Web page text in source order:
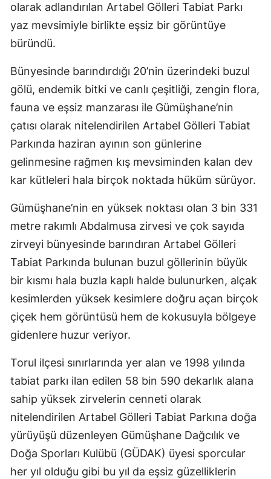
Mersin
İzmir
Kars
Kastamonu
Kayseri
Kırklareli
Kırşehir
Kocaeli
Konya
Kütahya
Malatya
Manisa
Mardin
Muğla
Muş
Nevşehir
Niğde
olarak adlandırılan Artabel Gölleri Tabiat Parkı
yaz mevsimiyle birlikte eşsiz bir görüntüye
büründü.
Bünyesinde barındırdığı 20’nin üzerindeki buzul
gölü, endemik bitki ve canlı çeşitliği, zengin flora,
fauna ve eşsiz manzarası ile Gümüşhane’nin
çatısı olarak nitelendirilen Artabel Gölleri Tabiat
Parkında haziran ayının son günlerine
gelinmesine rağmen kış mevsiminden kalan dev
kar kütleleri hala birçok noktada hüküm sürüyor.
Gümüşhane’nin en yüksek noktası olan 3 bin 331
metre rakımlı Abdalmusa zirvesi ve çok sayıda
zirveyi bünyesinde barındıran Artabel Gölleri
Tabiat Parkında bulunan buzul göllerinin büyük
bir kısmı hala buzla kaplı halde bulunurken, alçak
kesimlerden yüksek kesimlere doğru açan birçok
çiçek hem görüntüsü hem de kokusuyla bölgeye
gidenlere huzur veriyor.
Torul ilçesi sınırlarında yer alan ve 1998 yılında
tabiat parkı ilan edilen 58 bin 590 dekarlık alana
sahip yüksek zirvelerin cenneti olarak
nitelendirilen Artabel Gölleri Tabiat Parkına doğa
yürüyüşü düzenleyen Gümüşhane Dağcılık ve
Doğa Sporları Kulübü (GÜDAK) üyesi sporcular
her yıl olduğu gibi bu yıl da eşsiz güzelliklerin